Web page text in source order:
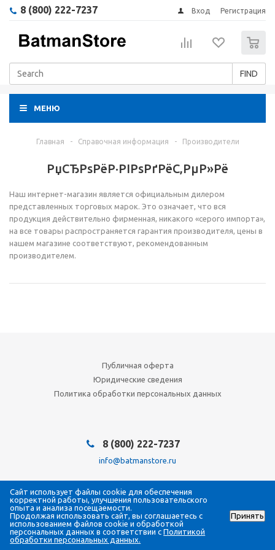
8 (800) 222-7237 Вход Регистрация
FIND
МЕНЮ
Главная - Справочная информация - Производители
РџСЂРѕРёР·РІРѕРґРёС‚РµР»Рё
Наш интернет-магазин является официальным дилером
представленных торговых марок. Это означает, что вся
продукция действительно фирменная, никакого «серого импорта»,
на все товары распространяется гарантия производителя, цены в
нашем магазине соответствуют, рекомендованным
производителем.
Публичная оферта
Юридические сведения
Политика обработки персональных данных
8 (800) 222-7237
info@batmanstore.ru
Мы в социальных сетях:
2026 © © BatmanStore, 2021
Сайт использует файлы cookie для обеспечения
корректной работы, улучшения пользовательского
опыта и анализа посещаемости.
Продолжая использовать сайт, вы соглашаетесь с
использованием файлов cookie и обработкой
персональных данных в соответствии сПолитикой
обработки персональных данных.
Принять